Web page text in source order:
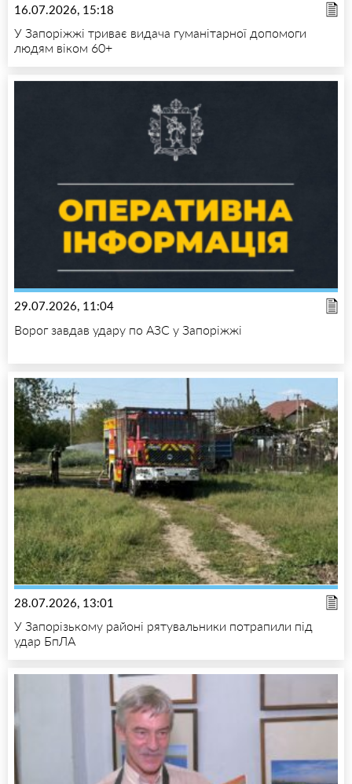
16.07.2026, 15:18
У Запоріжжі триває видача гуманітарної допомоги
людям віком 60+
29.07.2026, 11:04
Ворог завдав удару по АЗС у Запоріжжі
28.07.2026, 13:01
У Запорізькому районі рятувальники потрапили під
удар БпЛА